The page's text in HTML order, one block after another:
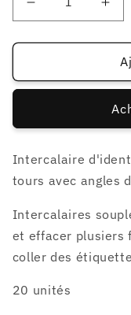
Réduire
la
quantité
20
pour
-
blancs
la
de
20
-
Intercalaire
tours avec angles
Intercalaires
et effacer plusiers
coller des
20 unités